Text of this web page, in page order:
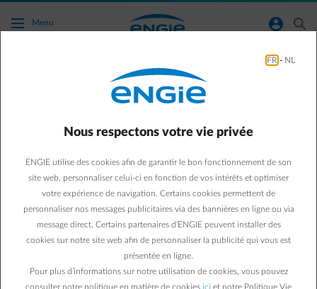
Accéder au contenu principal
Menu normal-account-circle search
Service après-vente de notre contrat
d'assistance dépannage
Questions fréquemment posées
Qu'est-ce qu'un contrat d'assistance dépannage ENGIE ?
FR - NL
Nous respectons votre vie privée
ENGIE utilise des cookies afin de garantir le bon fonctionnement de son
site web, personnaliser celui-ci en fonction de vos intérêts et optimiser
votre expérience de navigation. Certains cookies permettent de
personnaliser nos messages publicitaires via des bannières en ligne ou via
message direct. Certains partenaires d’ENGIE peuvent installer des
cookies sur notre site web afin de personnaliser la publicité qui vous est
présentée en ligne.
Pour plus d’informations sur notre utilisation de cookies, vous pouvez
consulter notre politique en matière de cookies ici et notre Politique Vie